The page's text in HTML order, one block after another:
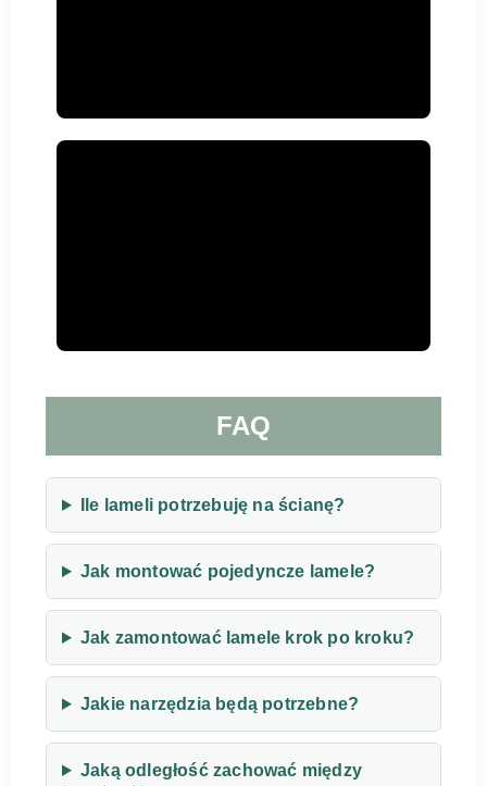
FAQ
Ile lameli potrzebuję na ścianę?
Jak montować pojedyncze lamele?
Jak zamontować lamele krok po kroku?
Jakie narzędzia będą potrzebne?
Jaką odległość zachować między